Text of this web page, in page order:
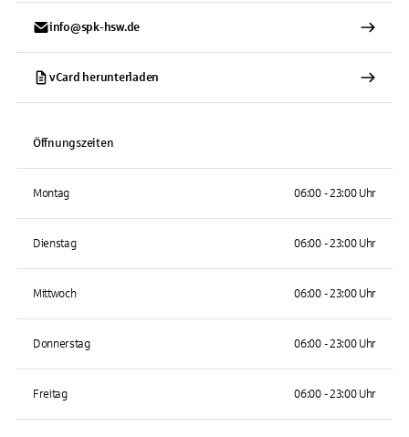
info@spk-hsw.de
vCard herunterladen
Öffnungszeiten
Montag 06:00 - 23:00 Uhr
Dienstag 06:00 - 23:00 Uhr
Mittwoch 06:00 - 23:00 Uhr
Donnerstag 06:00 - 23:00 Uhr
Freitag 06:00 - 23:00 Uhr